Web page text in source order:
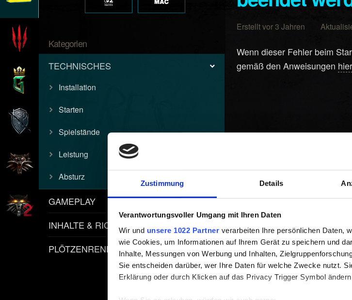
Zustimmung Details
Verantwortungsvoller Umgang mit Ihren Daten
Wir und unsere 1022 Partner verarbeiten Ihre persönlichen Daten,
wie Cookies, um Informationen auf Ihrem Gerät zu speichern und
Inhalte, Messungen von Werbung und Inhalten,
Sie entscheiden darüber, wer Ihre Daten für welche Zwecke nutzt.
Erklärung oder durch Klicken auf das Privacy Trigger Symbol
Kategorien
TECHNISCHES
Installation
Starten
Spielstände
Leistung
Absturz
GAMEPLAY
INHALTE & RICHTLINIEN
PLÖTZENRENNEN
Erstellt vor 3 Jahren
Wenn dieser Fehler beim
gemäß den Anweisungen hier